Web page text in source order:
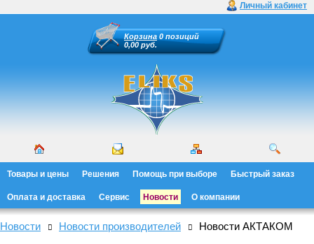
Личный кабинет
Корзина 0 позиций
0,00 руб.
Товары и цены Решения Помощь при выборе Быстрый заказ
Оплата и доставка Сервис Новости О компании
Новости Новости производителей Новости АКТАКОМ